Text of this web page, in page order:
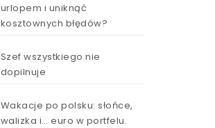
urlopem i uniknąć
kosztownych błędów?
Szef wszystkiego nie
dopilnuje
Wakacje po polsku: słońce,
walizka i… euro w portfelu.